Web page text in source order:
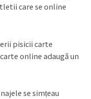
care se online
pisicii carte
online adaugă un
se simțeau